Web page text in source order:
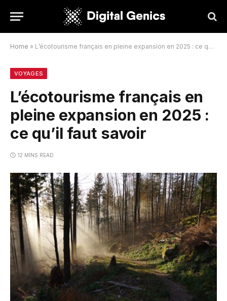
Home » L’écotourisme français en pleine expansion en 2025 : ce qu’il faut savoir
VOYAGES
L’écotourisme français en
pleine expansion en 2025 :
ce qu’il faut savoir
12 MINS READ